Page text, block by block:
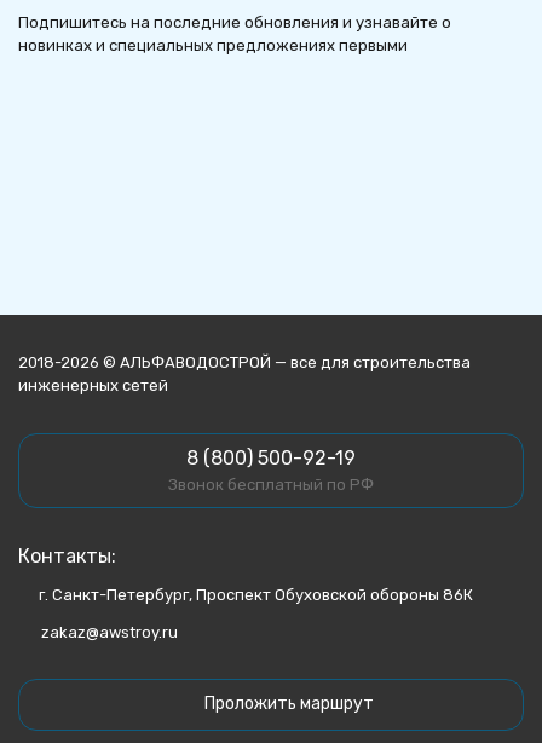
Подпишитесь на последние обновления и узнавайте о
новинках и специальных предложениях первыми
2018-2026 © АЛЬФАВОДОСТРОЙ — все для строительства
инженерных сетей
8 (800) 500-92-19
Звонок бесплатный по РФ
Контакты:
г. Санкт-Петербург, Проспект Обуховской обороны 86К
zakaz@awstroy.ru
Проложить маршрут